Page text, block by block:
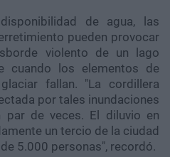
de agua, las
pueden provocar
violento de un lago
cuando los elementos de
fallan. "La cordillera
por tales inundaciones
de veces. El diluvio en
un tercio de la ciudad
5.000 personas", recordó.